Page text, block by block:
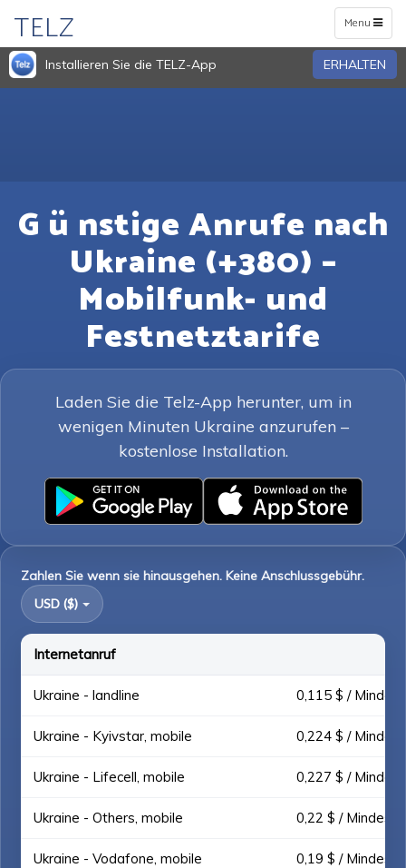
Toggle
navigation
Menu
TELZ
Installieren Sie die TELZ-App ERHALTEN
G ü nstige Anrufe nach
Ukraine (+380) –
Mobilfunk- und
Festnetztarife
Laden Sie die Telz-App herunter, um in
wenigen Minuten Ukraine anzurufen –
kostenlose Installation.
Zahlen Sie wenn sie hinausgehen. Keine Anschlussgebühr.
USD ($)
Internetanruf
Ukraine - landline 0,115 $ /
Ukraine - Kyivstar, mobile 0,224 $ /
Ukraine - Lifecell, mobile 0,227 $ /
Ukraine - Others, mobile 0,22 $ / Mindest.
Ukraine - Vodafone, mobile 0,19 $ / Mindest.